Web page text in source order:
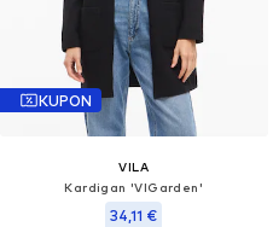
KUPON
VILA
Kardigan 'VIGarden'
34,11 €